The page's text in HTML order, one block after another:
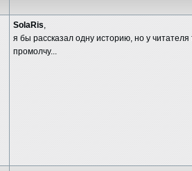
SolaRis,
я бы рассказал одну историю, но у
промолчу...